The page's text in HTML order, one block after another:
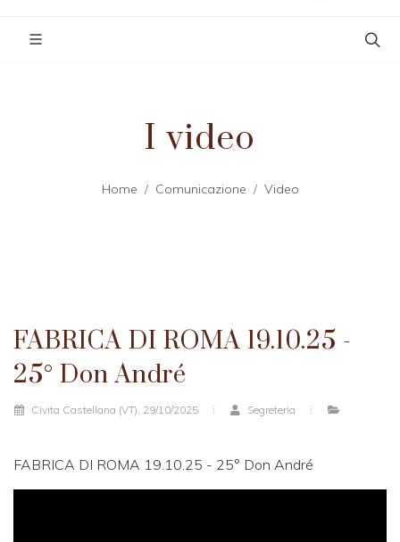
I video
Home Comunicazione Video
FABRICA DI ROMA 19.10.25 -
25° Don André
Civita Castellana (VT), 29/10/2025 Segreteria
FABRICA DI ROMA 19.10.25 - 25° Don André